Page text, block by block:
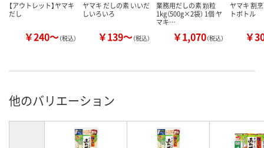
【アウトレット】ヤマキ
だし
￥240～（税込）
ヤマキ だしの素 いいだ
しいろいろ
￥139～（税込）
業務用だしの素 顆粒
1kg（500g×2袋） 1個 ヤ
マキ…
￥1,070（税込）
ヤマキ 割
トボトル
￥
他のバリエーション